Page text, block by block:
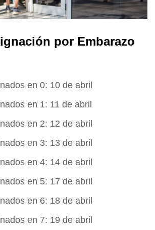
por Embarazo
en 0: 10 de abril
en 1: 11 de abril
en 2: 12 de abril
en 3: 13 de abril
en 4: 14 de abril
en 5: 17 de abril
en 6: 18 de abril
en 7: 19 de abril